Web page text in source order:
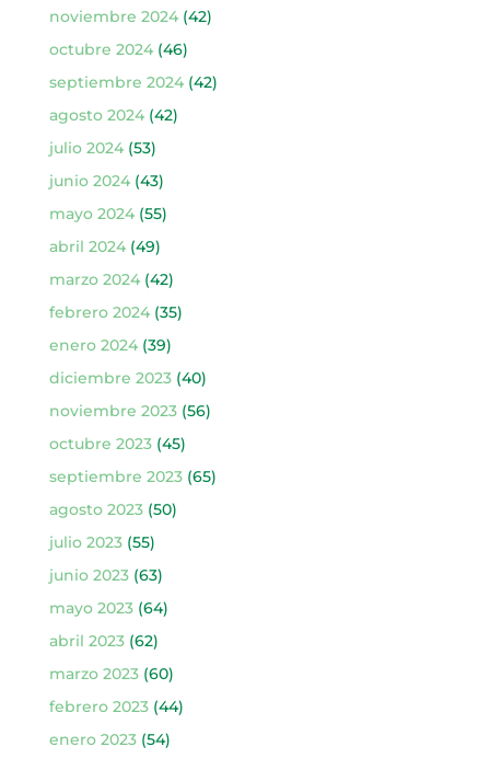
noviembre 2024(42)
octubre 2024(46)
septiembre 2024(42)
agosto 2024(42)
julio 2024(53)
junio 2024(43)
mayo 2024(55)
abril 2024(49)
marzo 2024(42)
febrero 2024(35)
enero 2024(39)
diciembre 2023(40)
noviembre 2023(56)
octubre 2023(45)
septiembre 2023(65)
agosto 2023(50)
julio 2023(55)
junio 2023(63)
mayo 2023(64)
abril 2023(62)
marzo 2023(60)
febrero 2023(44)
enero 2023(54)